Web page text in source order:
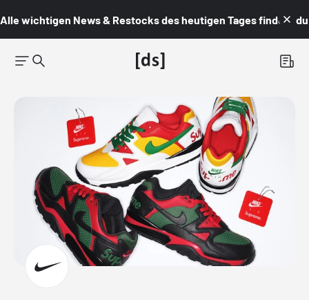
Alle wichtigen News & Restocks des heutigen Tages findest du